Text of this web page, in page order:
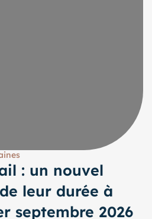
: un nouvel
leur durée à
septembre 2026